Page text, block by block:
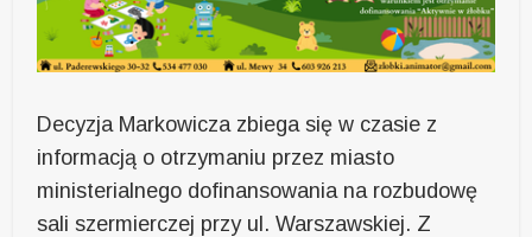
Decyzja Markowicza zbiega się w czasie z
informacją o otrzymaniu przez miasto
ministerialnego dofinansowania na rozbudowę
sali szermierczej przy ul. Warszawskiej. Z